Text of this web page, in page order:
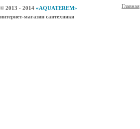
© 2013 - 2014 «AQUATEREM»
интернет-магазин сантехники
Главная